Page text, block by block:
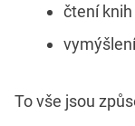
čtení
To vše jsou